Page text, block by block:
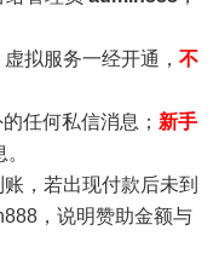
拟服务一经开通， 不
任何私信消息； 新手
，若出现付款后未到
，说明赞助金额与